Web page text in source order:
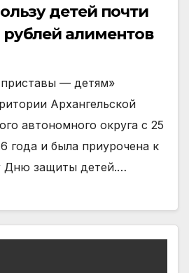
детей почти
алиментов
— детям»
Архангельской
автономного округа с 25
года и была приурочена к
защиты детей.…